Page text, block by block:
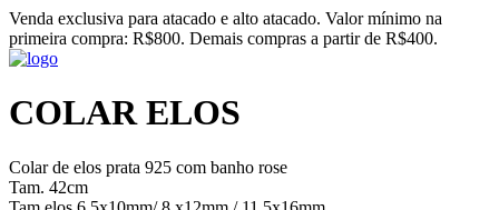
Venda exclusiva para atacado e alto atacado. Valor mínimo na
primeira compra: R$800. Demais compras a partir de R$400.
COLAR ELOS
Colar de elos prata 925 com banho rose
Tam. 42cm